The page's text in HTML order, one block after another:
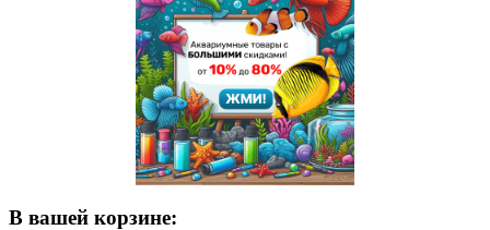
В вашей корзине: